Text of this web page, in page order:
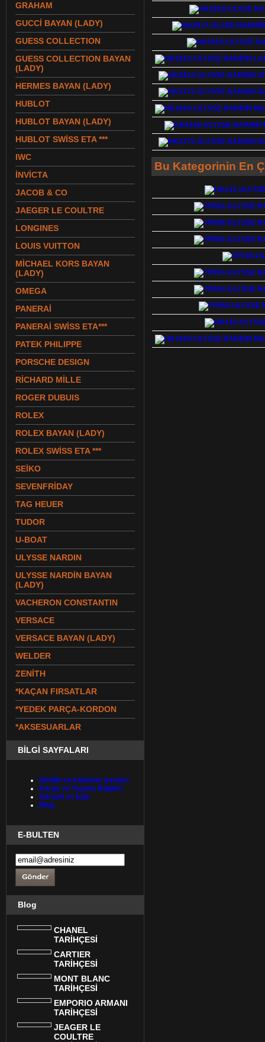
GRAHAM
GUCCİ BAYAN (LADY)
GUESS COLLECTION
GUESS COLLECTION BAYAN
(LADY)
HERMES BAYAN (LADY)
HUBLOT
HUBLOT BAYAN (LADY)
HUBLOT SWİSS ETA ***
IWC
İNVİCTA
JACOB & CO
JAEGER LE COULTRE
LONGINES
LOUIS VUITTON
MİCHAEL KORS BAYAN
(LADY)
OMEGA
PANERAİ
PANERAİ SWİSS ETA***
PATEK PHILIPPE
PORSCHE DESIGN
RİCHARD MİLLE
ROGER DUBUIS
ROLEX
ROLEX BAYAN (LADY)
ROLEX SWİSS ETA ***
SEİKO
SEVENFRİDAY
TAG HEUER
TUDOR
U-BOAT
ULYSSE NARDIN
ULYSSE NARDİN BAYAN
(LADY)
VACHERON CONSTANTIN
VERSACE
VERSACE BAYAN (LADY)
WELDER
ZENİTH
*KAÇAN FIRSATLAR
*YEDEK PARÇA-KORDON
*AKSESUARLAR
BİLGİ SAYFALARI
Gizlilik ve Kullanım Şartları
Kargo ve Taşıma Bilgileri
Garanti ve İade
Blog
E-BULTEN
Blog
CHANEL
TARİHÇESİ
CARTIER
TARİHÇESİ
MONT BLANC
TARİHÇESİ
EMPORIO ARMANI
TARİHÇESİ
JEAGER LE
COULTRE
Bu Kategorinin En